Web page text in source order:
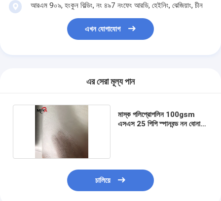
আরএম 9০৯, হংকুন বিল্ডিং, নং ৪৯7 নংফেং আরডি, হেইনিং, ঝেজিয়াং, চীন
এখন যোগাযোগ
এর সেরা মূল্য পান
মাস্ক পলিপ্রোপলিন 100gsm
এসএস 25 পিপি স্পানবন্ড নন বোনা
চালিয়ে